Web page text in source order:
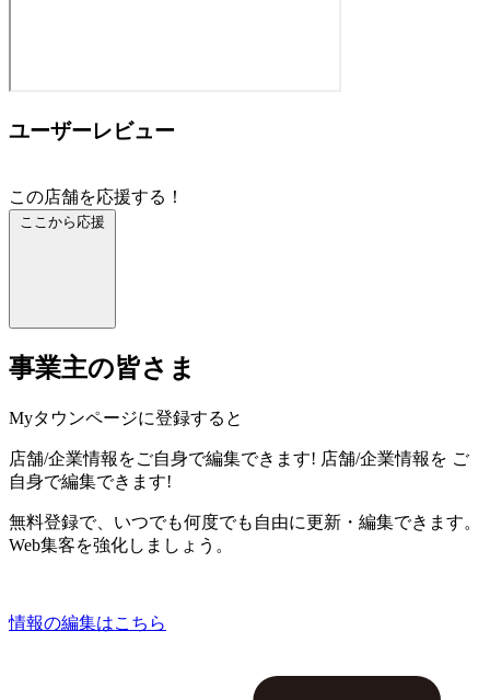
ユーザーレビュー
この店舗を応援する！
ここから応援
事業主の皆さま
Myタウンページに登録すると
店舗/企業情報をご自身で編集できます! 店舗/企業情報を ご
自身で編集できます!
無料登録で、いつでも何度でも自由に更新・編集できます。
Web集客を強化しましょう。
情報の編集はこちら